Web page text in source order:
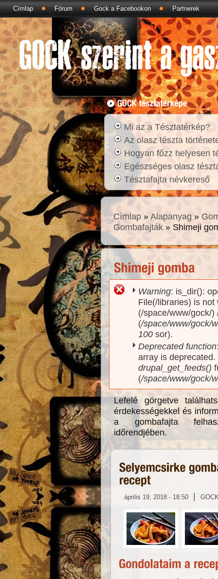
Címlap Fórum Gock a Facebookon Partnerek
Mi az a Tésztatérkép?
Az olasz tészta
Hogyan főzz helyesen
Egészséges olasz
Tésztafajta névkereső
Címlap »Alapanyag »
Gombafajták » Shimeji
Hibaüzenet
Warning: is_dir():
File(/libraries) is
(/space/www/gock/)
(/space/www/gock/
100 sor).
Deprecated function
array is
drupal_get_feeds()
(/space/www/gock/
Lefelé görgetve
érdekességekkel és
a gombafajta
időrendjében.
április 19, 2018 - 18:50 |